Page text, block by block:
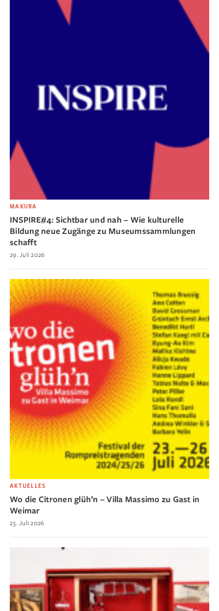
MAKURA
INSPIRE#4: Sichtbar und nah – Wie kulturelle
Bildung neue Zugänge zu Museumssammlungen
schafft
29. Juli 2026
AKTUELLES
Wo die Citronen glüh’n – Villa Massimo zu Gast in
Weimar
23. Juli 2026